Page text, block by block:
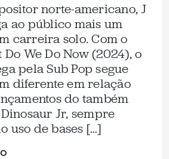
norte-americano, J
ao público mais um
carreira solo. Com o
We Do Now (2024), o
pela Sub Pop segue
diferente em relação
do também
Jr, sempre
uso de bases […]